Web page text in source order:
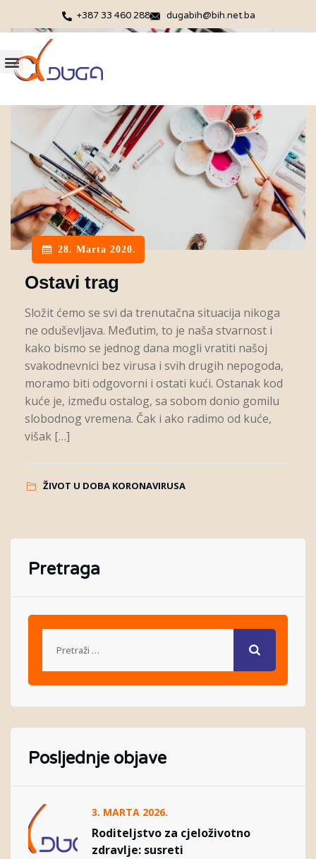
+387 33 460 288 dugabih@bih.net.ba
28. Marta 2020.
Ostavi trag
Složit ćemo se svi da trenutačna situacija nikoga
ne oduševljava. Međutim, to je naša stvarnost i
kako bismo se jednog dana mogli vratiti našoj
svakodnevnici bez virusa i svih drugih nepogoda,
moramo biti odgovorni i ostati kući. Ostanak kod
kuće je, između ostalog, sa sobom donio gomilu
slobodnog vremena. Čak i ako radimo od kuće,
višak […]
ŽIVOT U DOBA KORONAVIRUSA
Pretraga
Posljednje objave
3. MARTA 2026.
Roditeljstvo za cjeloživotno
zdravlje: susreti